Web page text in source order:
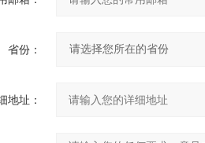
省份：
地址：